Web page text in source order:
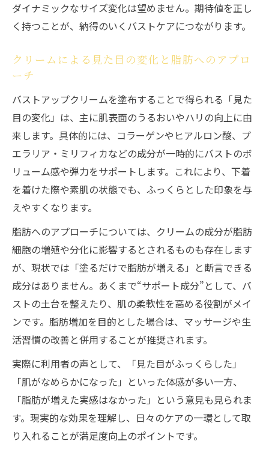
ダイナミックなサイズ変化は望めません。期待値を正し
く持つことが、納得のいくバストケアにつながります。
クリームによる見た目の変化と脂肪へのアプロ
ーチ
バストアップクリームを塗布することで得られる「見た
目の変化」は、主に肌表面のうるおいやハリの向上に由
来します。具体的には、コラーゲンやヒアルロン酸、プ
エラリア・ミリフィカなどの成分が一時的にバストのボ
リューム感や弾力をサポートします。これにより、下着
を着けた際や素肌の状態でも、ふっくらとした印象を与
えやすくなります。
脂肪へのアプローチについては、クリームの成分が脂肪
細胞の増殖や分化に影響するとされるものも存在します
が、現状では「塗るだけで脂肪が増える」と断言できる
成分はありません。あくまで“サポート成分”として、バ
ストの土台を整えたり、肌の柔軟性を高める役割がメイ
ンです。脂肪増加を目的とした場合は、マッサージや生
活習慣の改善と併用することが推奨されます。
実際に利用者の声として、「見た目がふっくらした」
「肌がなめらかになった」といった体感が多い一方、
「脂肪が増えた実感はなかった」という意見も見られま
す。現実的な効果を理解し、日々のケアの一環として取
り入れることが満足度向上のポイントです。